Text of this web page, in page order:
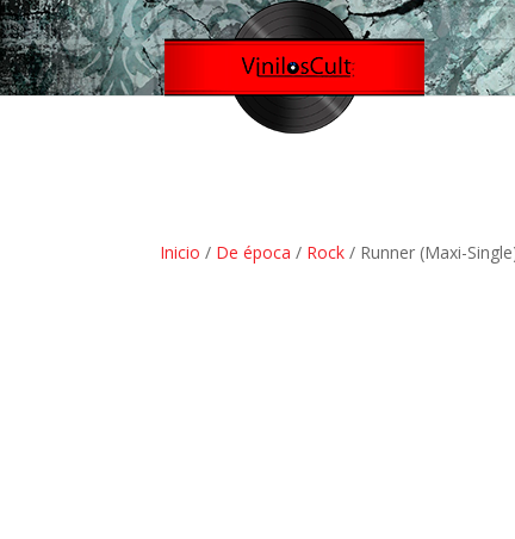
Inicio / De época / Rock / Runner (Maxi-